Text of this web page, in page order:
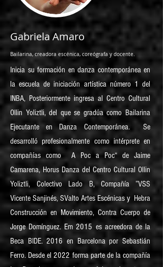
Gabriela Amaro
Bailarina, creadora escénica, coreógrafa y docente.
Inicia su formación en danza contemporánea en
la escuela de iniciación artística número 1 del
INBA, Posteriormente ingresa al Centro Cultural
Ollin Yoliztli, del que se gradúa como Bailarina
Ejecutante en Danza Contemporánea. Se
desarrolló profesionalmente como intérprete en
compañías como A Poc a Poc“ de Jaime
Camarena, Horus Danza del Centro Cultural Ollin
Yoliztli, Colectivo Lado B, Compañía ”VSS
Vicente Sanjinés, SValto Artes Escénicas y Hebra
Construcción en Movimiento, Contra Cuerpo de
Jorge Domínguez. Em 2015 es acreedora de la
Beca BIDE. 2016 en Barcelona por Sebastián
Ferro. Desde el 2022 forma parte de la compañía